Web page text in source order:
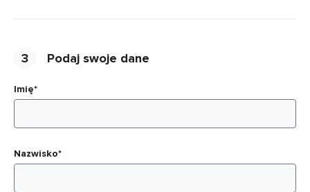
3 Podaj swoje dane
Imię*
Nazwisko*